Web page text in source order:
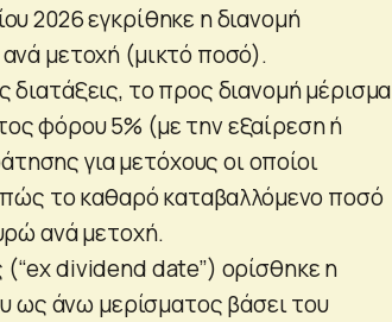
2026 εγκρίθηκε η διανομή
μετοχή (μικτό ποσό).
το προς διανομή μέρισμα
φόρου 5% (με την εξαίρεση ή
για μετόχους οι οποίοι
το καθαρό καταβαλλόμενο ποσό
ανά μετοχή.
dividend date”) ορίσθηκε η
ως άνω μερίσματος βάσει του